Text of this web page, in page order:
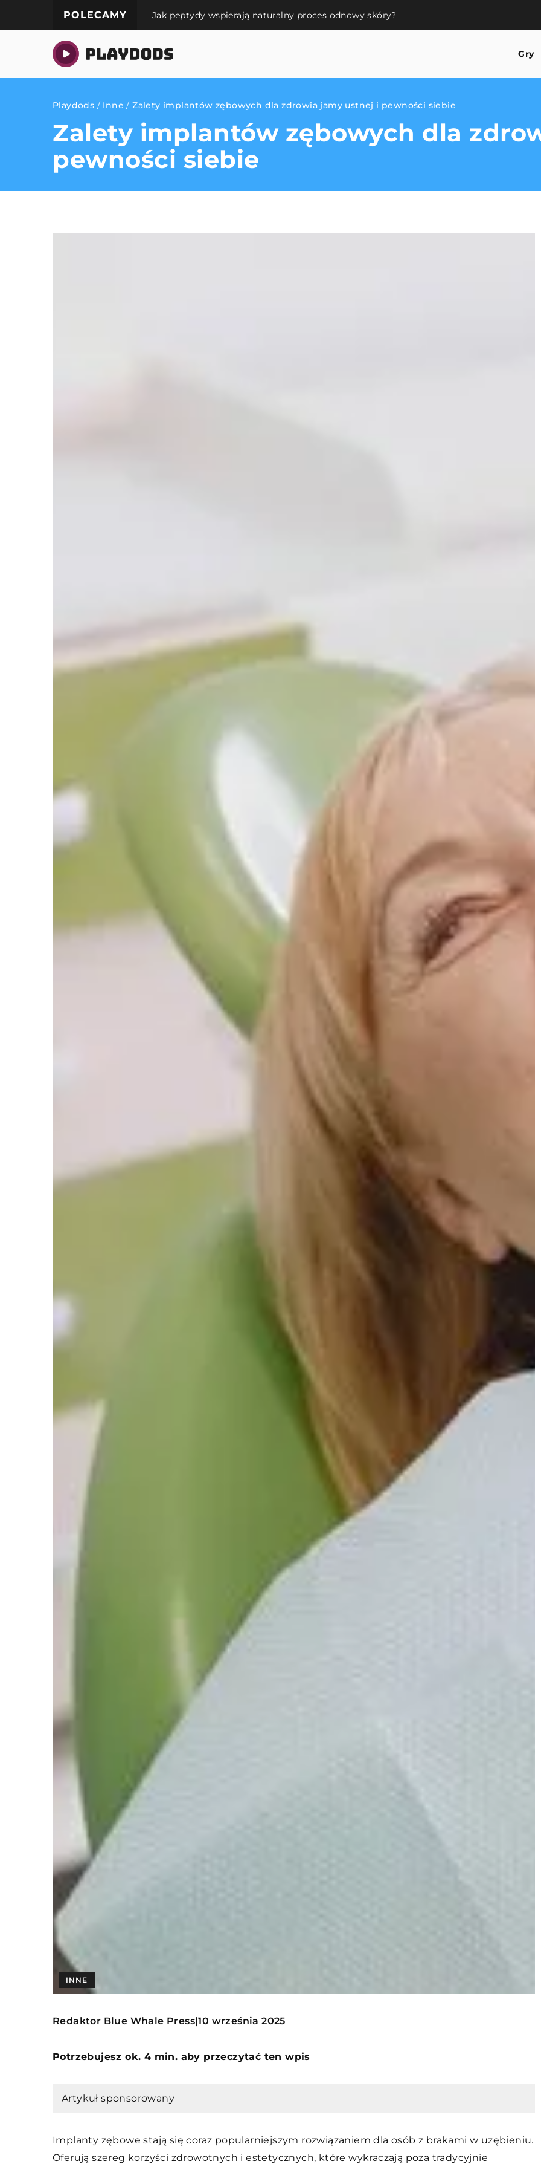
POLECAMY Jak peptydy wspierają naturalny proces odnowy skóry?
Gry
Playdods / Inne /Zalety implantów zębowych dla zdrowia jamy ustnej i pewności siebie
Zalety implantów zębowych dla
pewności siebie
INNE
Redaktor Blue Whale Press|10 września 2025
Potrzebujesz ok. 4 min. aby przeczytać ten wpis
Artykuł sponsorowany
Implanty zębowe stają się coraz popularniejszym rozwiązaniem dla osób z brakami w uzębieniu.
Oferują szereg korzyści zdrowotnych i estetycznych, które wykraczają poza tradycyjnie